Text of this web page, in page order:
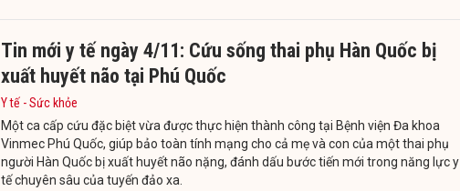
Tin mới y tế ngày 4/11: Cứu sống thai phụ Hàn Quốc bị
xuất huyết não tại Phú Quốc
Y tế - Sức khỏe
Một ca cấp cứu đặc biệt vừa được thực hiện thành công tại Bệnh viện Đa khoa
Vinmec Phú Quốc, giúp bảo toàn tính mạng cho cả mẹ và con của một thai phụ
người Hàn Quốc bị xuất huyết não nặng, đánh dấu bước tiến mới trong năng lực y
tế chuyên sâu của tuyến đảo xa.